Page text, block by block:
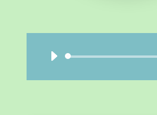
Audio-